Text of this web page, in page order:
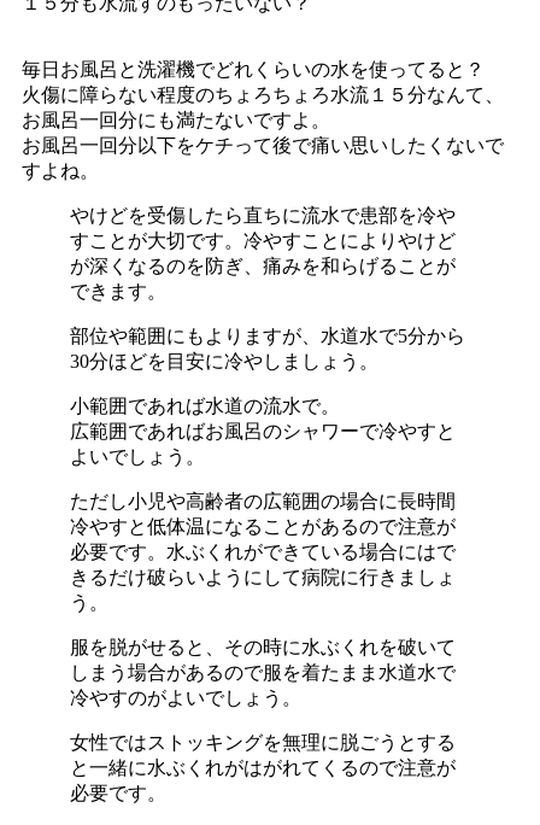
毎日お風呂と洗濯機でどれくらいの水を使ってると？
火傷に障らない程度のちょろちょろ水流１５分なんて、
お風呂一回分にも満たないですよ。
お風呂一回分以下をケチって後で痛い思いしたくないで
すよね。
やけどを受傷したら直ちに流水で患部を冷や
すことが大切です。冷やすことによりやけど
が深くなるのを防ぎ、痛みを和らげることが
できます。
部位や範囲にもよりますが、水道水で5分から
30分ほどを目安に冷やしましょう。
小範囲であれば水道の流水で。
広範囲であればお風呂のシャワーで冷やすと
よいでしょう。
ただし小児や高齢者の広範囲の場合に長時間
冷やすと低体温になることがあるので注意が
必要です。水ぶくれができている場合にはで
きるだけ破らいようにして病院に行きましょ
う。
服を脱がせると、その時に水ぶくれを破いて
しまう場合があるので服を着たまま水道水で
冷やすのがよいでしょう。
女性ではストッキングを無理に脱ごうとする
と一緒に水ぶくれがはがれてくるので注意が
必要です。